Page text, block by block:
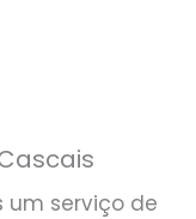
um serviço de